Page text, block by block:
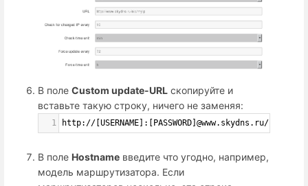
В поле Custom update-URL скопируйте и
вставьте такую строку, ничего не заменяя:
1 http://[USERNAME]:[PASSWORD]@www.skydns.ru/nic/
В поле Hostname введите что угодно, например,
модель маршрутизатора. Если